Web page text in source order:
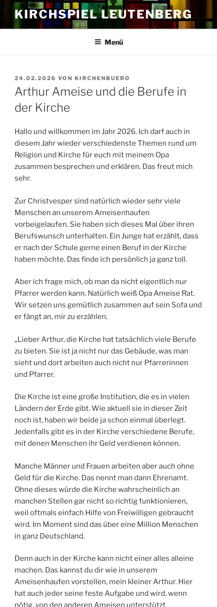
Zum
Inhalt
springen
KIRCHSPIEL LEUTENBERG
Menü
VERÖFFENTLICHT
AM
24.02.2026 VON KIRCHENBUERO
Arthur Ameise und die Berufe in
der Kirche
Hallo und willkommen im Jahr 2026. Ich darf auch in
diesem Jahr wieder verschiedenste Themen rund um
Religion und Kirche für euch mit meinem Opa
zusammen besprechen und erklären. Das freut mich
sehr.
Zur Christvesper sind natürlich wieder sehr viele
Menschen an unserem Ameisenhaufen
vorbeigelaufen. Sie haben sich dieses Mal über ihren
Berufswunsch unterhalten. Ein Junge hat erzählt, dass
er nach der Schule gerne einen Beruf in der Kirche
haben möchte. Das finde ich persönlich ja ganz toll.
Aber ich frage mich, ob man da nicht eigentlich nur
Pfarrer werden kann. Natürlich weiß Opa Ameise Rat.
Wir setzen uns gemütlich zusammen auf sein Sofa und
er fängt an, mir zu erzählen.
„Lieber Arthur, die Kirche hat tatsächlich viele Berufe
zu bieten. Sie ist ja nicht nur das Gebäude, was man
sieht und dort arbeiten auch nicht nur Pfarrerinnen
und Pfarrer.
Die Kirche ist eine große Institution, die es in vielen
Ländern der Erde gibt. Wie aktuell sie in dieser Zeit
noch ist, haben wir beide ja schon einmal überlegt.
Jedenfalls gibt es in der Kirche verschiedene Berufe,
mit denen Menschen ihr Geld verdienen können.
Manche Männer und Frauen arbeiten aber auch ohne
Geld für die Kirche. Das nennt man dann Ehrenamt.
Ohne dieses würde die Kirche wahrscheinlich an
manchen Stellen gar nicht so richtig funktionieren,
weil oftmals einfach Hilfe von Freiwilligen gebraucht
wird. Im Moment sind das über eine Million Menschen
in ganz Deutschland.
Denn auch in der Kirche kann nicht einer alles alleine
machen. Das kannst du dir wie in unserem
Ameisenhaufen vorstellen, mein kleiner Arthur. Hier
hat auch jeder seine feste Aufgabe und wird, wenn
nötig, von den anderen Ameisen unterstützt.